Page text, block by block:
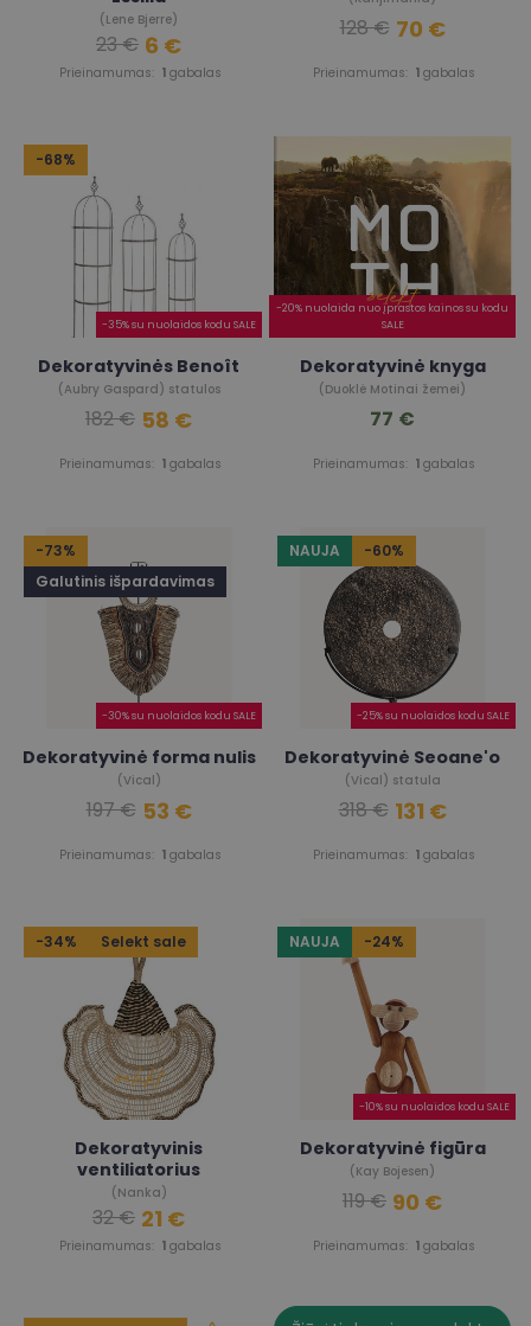
(Lene Bjerre)
Prieinamumas: 1 gabalas
23 € 6 €
Prieinamumas: 1 gabalas
128 € 70 €
-68%
-35% su nuolaidos kodu SALE
Dekoratyvinės Benoît
(Aubry Gaspard) statulos
Prieinamumas: 1 gabalas
182 € 58 €
-20% nuolaida nuo įprastos kainos su kodu
SALE
Dekoratyvinė knyga
(Duoklė Motinai žemei)
Prieinamumas: 1 gabalas
77 €
-73%
Galutinis išpardavimas
-30% su nuolaidos kodu SALE
Dekoratyvinė forma nulis
(Vical)
Prieinamumas: 1 gabalas
197 € 53 €
NAUJA -60%
-25% su nuolaidos kodu SALE
Dekoratyvinė Seoane'o
(Vical) statula
Prieinamumas: 1 gabalas
318 € 131 €
-34% Selekt sale
Dekoratyvinis
ventiliatorius
(Nanka)
Prieinamumas: 1 gabalas
32 € 21 €
NAUJA -24%
-10% su nuolaidos kodu SALE
Dekoratyvinė figūra
(Kay Bojesen)
Prieinamumas: 1 gabalas
119 € 90 €